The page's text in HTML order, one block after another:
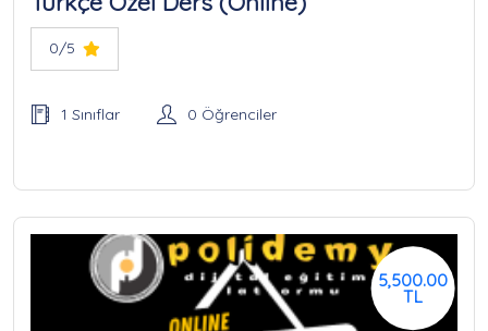
0/5
1 Sınıflar 0 Öğrenciler
5,500.00
TL